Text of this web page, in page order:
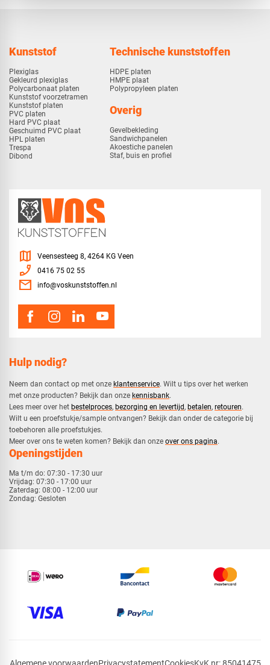
Kunststof
Plexiglas
Gekleurd plexiglas
Polycarbonaat platen
Kunststof voorzetramen
Kunststof platen
PVC platen
Hard PVC plaat
Geschuimd PVC plaat
HPL platen
Trespa
Dibond
Technische kunststoffen
HDPE platen
HMPE plaat
Polypropyleen platen
Overig
Gevelbekleding
Sandwichpanelen
Akoestiche panelen
Staf, buis en profiel
Hulp nodig?
Neem dan contact op met onze klantenservice. Wilt u tips over het werken
met onze producten? Bekijk dan onze kennisbank.
​Lees meer over het bestelproces, bezorging en levertijd, betalen, retouren.​
​Wilt u een proefstukje/sample ontvangen? Bekijk dan onder de categorie bij
toebehoren alle proefstukjes.
​​Meer over ons te weten komen? Bekijk dan onze over ons pagina.
Openingstijden
Ma t/m do: 07:30 - 17:30 uur
Vrijdag: 07:30 - 17:00 uur
Zaterdag: 08:00 - 12:00 uur
Zondag: Gesloten
map Veensesteeg 8, 4264 KG Veen
phone_enabled 0416 75 02 55
mail info@voskunststoffen.nl
Algemene voorwaardenPrivacystatementCookies